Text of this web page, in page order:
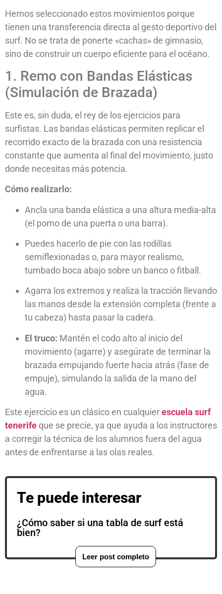
Hemos seleccionado estos movimientos porque
tienen una transferencia directa al gesto deportivo del
surf. No se trata de ponerte «cachas» de gimnasio,
sino de construir un cuerpo eficiente para el océano.
1. Remo con Bandas Elásticas
(Simulación de Brazada)
Este es, sin duda, el rey de los ejercicios para
surfistas. Las bandas elásticas permiten replicar el
recorrido exacto de la brazada con una resistencia
constante que aumenta al final del movimiento, justo
donde necesitas más potencia.
Cómo realizarlo:
Ancla una banda elástica a una altura media-alta
(el pomo de una puerta o una barra).
Puedes hacerlo de pie con las rodillas
semiflexionadas o, para mayor realismo,
tumbado boca abajo sobre un banco o fitball.
Agarra los extremos y realiza la tracción llevando
las manos desde la extensión completa (frente a
tu cabeza) hasta pasar la cadera.
El truco: Mantén el codo alto al inicio del
movimiento (agarre) y asegúrate de terminar la
brazada empujando fuerte hacia atrás (fase de
empuje), simulando la salida de la mano del
agua.
Este ejercicio es un clásico en cualquierescuela surf
tenerife que se precie, ya que ayuda a los instructores
a corregir la técnica de los alumnos fuera del agua
antes de enfrentarse a las olas reales.
Te puede interesar
¿Cómo saber si una tabla de surf está
bien?
Leer post completo